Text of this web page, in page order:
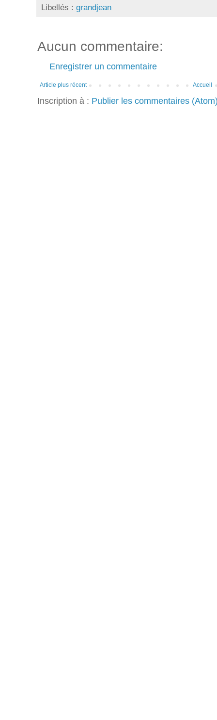
Libellés : grandjean
Aucun commentaire:
Enregistrer un commentaire
Article plus récent Accueil
Inscription à : Publier les commentaires